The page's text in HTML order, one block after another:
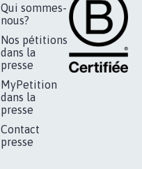
Qui sommes-
nous?
Nos pétitions
dans la
presse
MyPetition
dans la
presse
Contact
presse